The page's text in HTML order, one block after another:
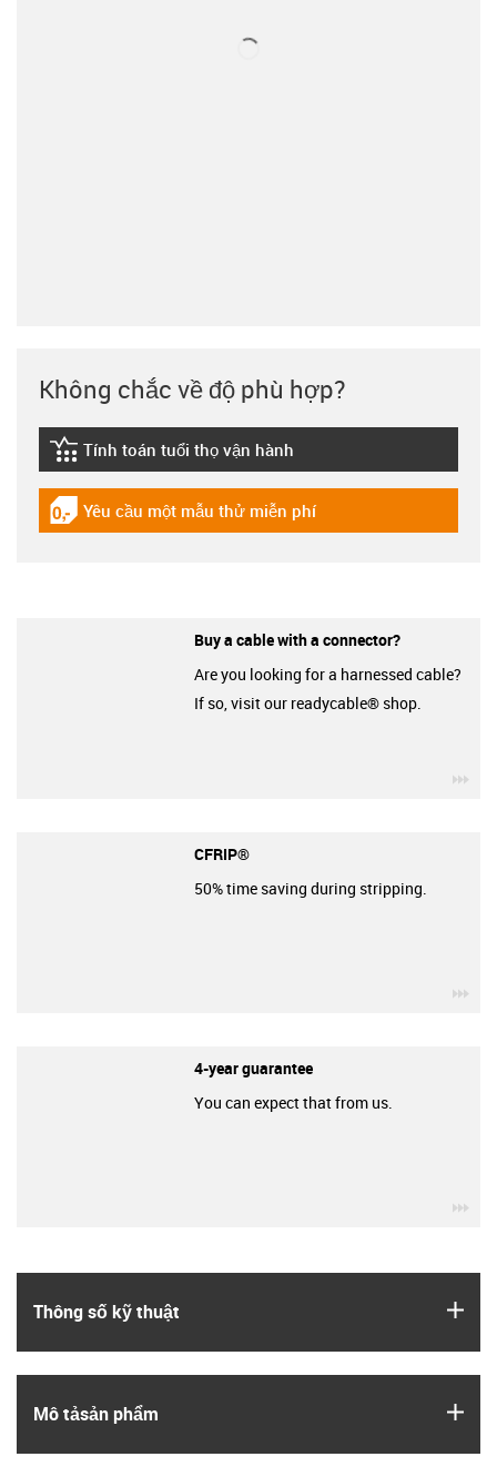
Thông số kỹ thuật
Mô tả­sản phẩm
Không chắc về độ phù hợp?
igus-icon-lebensdauerrechner
Tính toán tuổi thọ vận hành
igus-icon-gratismuster
Yêu cầu một mẫu thử miễn phí
Buy a cable with a connector?
Are you looking for a harnessed cable?
If so, visit our readycable® shop.
CFRIP®
50% time saving during stripping.
4-year guarantee
You can expect that from us.